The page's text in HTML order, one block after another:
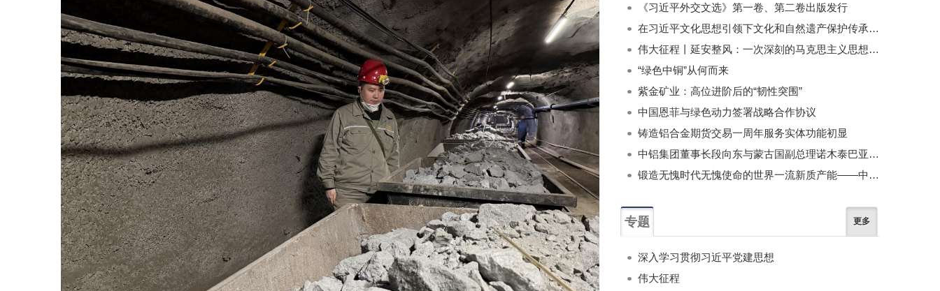
《习近平外交文选》第一卷、第二卷出版发行
在习近平文化思想引领下文化和自然遗产保护传承利用工作开创新局面
伟大征程丨延安整风：一次深刻的马克思主义思想教育运动
“绿色中铜”从何而来
紫金矿业：高位进阶后的“韧性突围”
中国恩菲与绿色动力签署战略合作协议
铸造铝合金期货交易一周年服务实体功能初显
中铝集团董事长段向东与蒙古国副总理诺木泰巴亚尔举行会谈
锻造无愧时代无愧使命的世界一流新质产能——中国有色金属工业的战略应对与破局之道（二）
专题 更多
深入学习贯彻习近平党建思想
伟大征程